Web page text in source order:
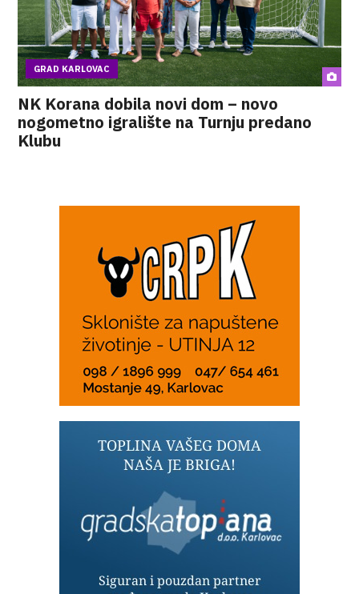
GRAD KARLOVAC
NK Korana dobila novi dom – novo
nogometno igralište na Turnju predano
Klubu